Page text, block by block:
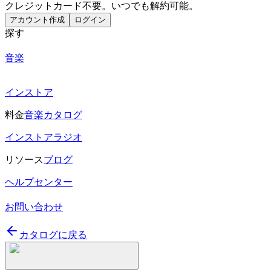
クレジットカード不要。いつでも解約可能。
アカウント作成 ログイン
探す
音楽
インストア
料金音楽カタログ
インストアラジオ
リソースブログ
ヘルプセンター
お問い合わせ
カタログに戻る